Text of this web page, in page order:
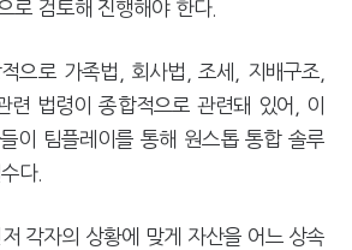
로 검토해 진행해야 한다.
으로 가족법, 회사법, 조세, 지배구조,
련 법령이 종합적으로 관련돼 있어, 이
이 팀플레이를 통해 원스톱 통합 솔루
다.
각자의 상황에 맞게 자산을 어느 상속